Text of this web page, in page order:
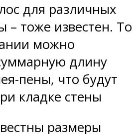
для различных
– тоже известен. То
можно
длину
пены, что будут
кладке стены
размеры